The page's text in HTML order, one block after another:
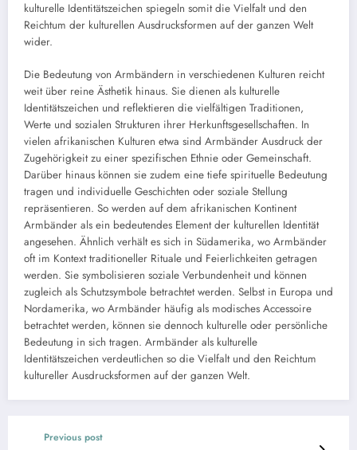
kulturelle Identitätszeichen spiegeln somit die Vielfalt und den
Reichtum der kulturellen Ausdrucksformen auf der ganzen Welt
wider.
Die Bedeutung von Armbändern in verschiedenen Kulturen reicht
weit über reine Ästhetik hinaus. Sie dienen als kulturelle
Identitätszeichen und reflektieren die vielfältigen Traditionen,
Werte und sozialen Strukturen ihrer Herkunftsgesellschaften. In
vielen afrikanischen Kulturen etwa sind Armbänder Ausdruck der
Zugehörigkeit zu einer spezifischen Ethnie oder Gemeinschaft.
Darüber hinaus können sie zudem eine tiefe spirituelle Bedeutung
tragen und individuelle Geschichten oder soziale Stellung
repräsentieren. So werden auf dem afrikanischen Kontinent
Armbänder als ein bedeutendes Element der kulturellen Identität
angesehen. Ähnlich verhält es sich in Südamerika, wo Armbänder
oft im Kontext traditioneller Rituale und Feierlichkeiten getragen
werden. Sie symbolisieren soziale Verbundenheit und können
zugleich als Schutzsymbole betrachtet werden. Selbst in Europa und
Nordamerika, wo Armbänder häufig als modisches Accessoire
betrachtet werden, können sie dennoch kulturelle oder persönliche
Bedeutung in sich tragen. Armbänder als kulturelle
Identitätszeichen verdeutlichen so die Vielfalt und den Reichtum
kultureller Ausdrucksformen auf der ganzen Welt.
Previous post